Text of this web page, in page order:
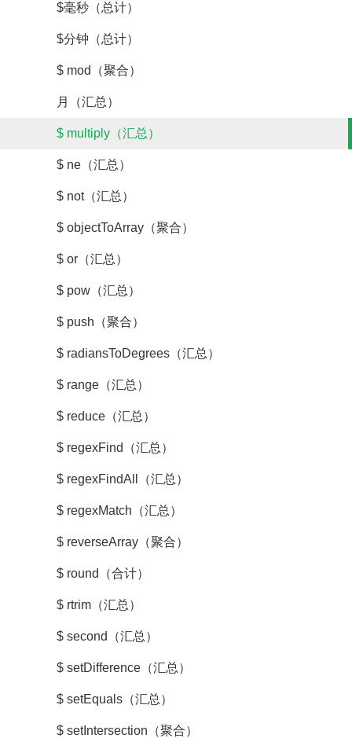
$毫秒（总计）
$分钟（总计）
$ mod（聚合）
月（汇总）
$ multiply（汇总）
$ ne（汇总）
$ not（汇总）
$ objectToArray（聚合）
$ or（汇总）
$ pow（汇总）
$ push（聚合）
$ radiansToDegrees（汇总）
$ range（汇总）
$ reduce（汇总）
$ regexFind（汇总）
$ regexFindAll（汇总）
$ regexMatch（汇总）
$ reverseArray（聚合）
$ round（合计）
$ rtrim（汇总）
$ second（汇总）
$ setDifference（汇总）
$ setEquals（汇总）
$ setIntersection（聚合）